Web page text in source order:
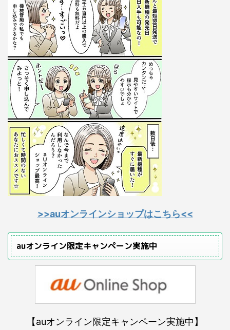
>>auオンラインショップはこちら<<
auオンライン限定キャンペーン実施中
【auオンライン限定キャンペーン実施中】